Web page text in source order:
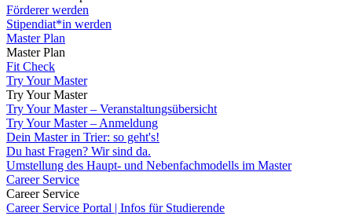
Förderer werden
Stipendiat*in werden
Master Plan
Master Plan
Fit Check
Try Your Master
Try Your Master
Try Your Master – Veranstaltungsübersicht
Try Your Master – Anmeldung
Dein Master in Trier: so geht's!
Du hast Fragen? Wir sind da.
Umstellung des Haupt- und Nebenfachmodells im Master
Career Service
Career Service
Career Service Portal | Infos für Studierende